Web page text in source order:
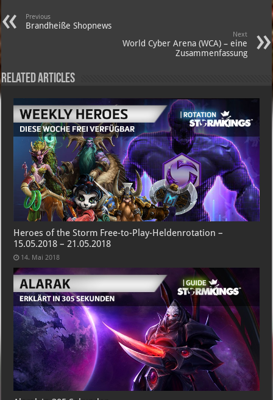
Previous
Brandheiße Shopnews
Next
World Cyber Arena (WCA) – eine
Zusammenfassung
Related Articles
Heroes of the Storm Free-to-Play-Heldenrotation –
15.05.2018 – 21.05.2018
14. Mai 2018